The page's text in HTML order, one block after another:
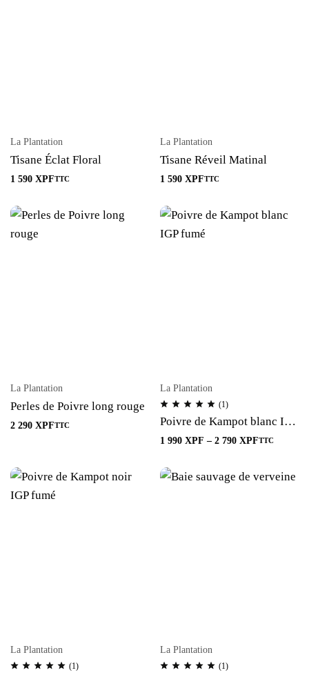
La Plantation
Tisane Éclat Floral
1 590 XPFTTC
La Plantation
Tisane Réveil Matinal
1 590 XPFTTC
La Plantation
Perles de Poivre long rouge
2 290 XPFTTC
La Plantation
(1)
Poivre de Kampot blanc IGP
fumé
1 990 XPF – 2 790 XPFTTC
La Plantation
(1)
La Plantation
(1)